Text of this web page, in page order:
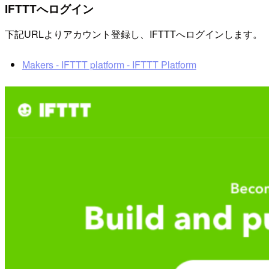
IFTTTへログイン
下記URLよりアカウント登録し、IFTTTへログインします。
Makers - IFTTT platform - IFTTT Platform